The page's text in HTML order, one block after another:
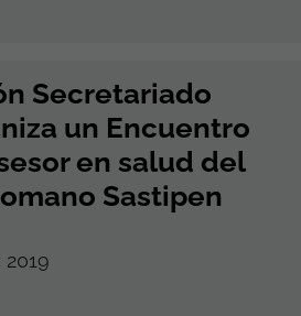
Secretariado
un Encuentro
en salud del
Sastipen